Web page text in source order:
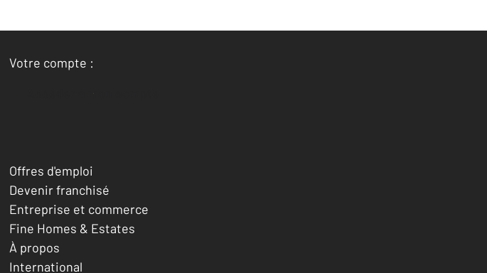
Votre compte :
Accéder à mon compte
Offres d'emploi
Devenir franchisé
Entreprise et commerce
Fine Homes & Estates
À propos
International